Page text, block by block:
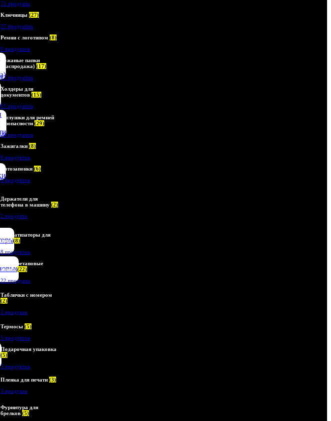
72 продукта
Ключницы (27)
27 продуктов
Ремни с логотипом (8)
8 продуктов
Кожаные папки
(Распродажа) (17)
17 продуктов
Холдеры для
документов (15)
15 продуктов
Заглушки для ремней
безопасности (29)
29 продуктов
Зажигалки (8)
8 продуктов
Автозапонки (6)
6 продуктов
Держатели для
телефона в машину (2)
2 продукта
Ароматизаторы для
авто(8)
8 продуктов
Полиуретановые
линзы(22)
22 продукта
Таблички с номером
(2)
2 продукта
Термосы (5)
5 продуктов
Подарочная упаковка
(5)
5 продуктов
Пленка для печати (3)
3 продукта
Фурнитура для
брелков (5)